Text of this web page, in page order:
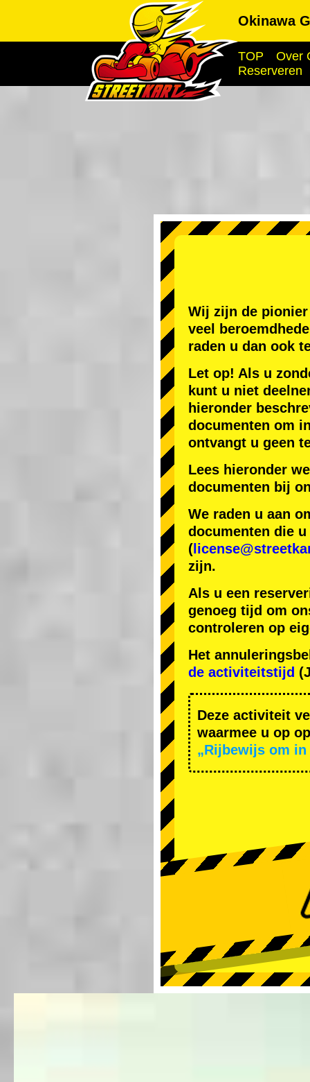
Okinawa
TOP
Over
Reserveren
Wij zijn de pionier
veel
raden u dan ook
Let op! Als u
kunt u niet
hieronder
documenten om
ontvangt u geen
Lees hieronder
documenten bij
We raden u aan
documenten die
(
zijn.
Als u een
genoeg tijd om
controleren op
Het
de activiteitstijd
Deze activiteit
waarmee u op
„Rijbewijs om